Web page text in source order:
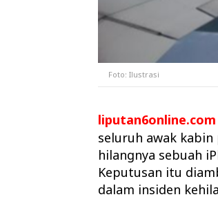
Foto: Ilustrasi
liputan6online.com
seluruh awak
hilangnya sebuah
Keputusan itu
dalam insiden